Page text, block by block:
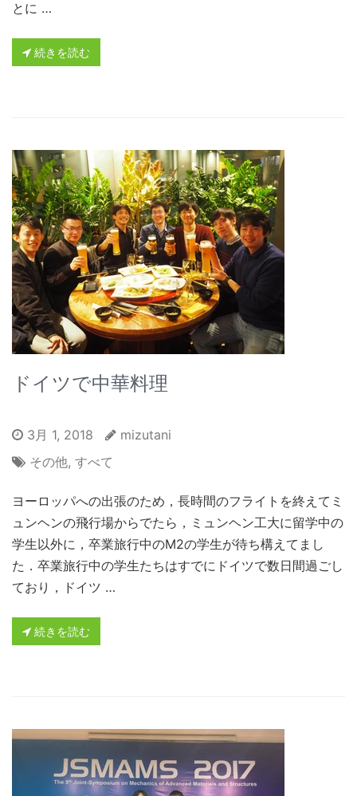
とに …
続きを読む
ドイツで中華料理
3月 1, 2018
mizutani
その他, すべて
ヨーロッパへの出張のため，長時間のフライトを終えてミ
ュンヘンの飛行場からでたら，ミュンヘン工大に留学中の
学生以外に，卒業旅行中のM2の学生が待ち構えてまし
た．卒業旅行中の学生たちはすでにドイツで数日間過ごし
ており，ドイツ …
続きを読む